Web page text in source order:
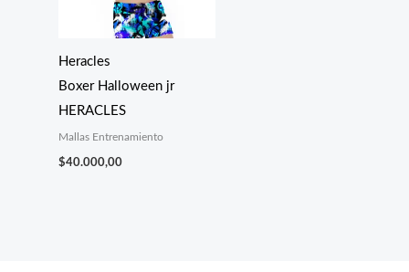
Heracles
Boxer Halloween jr
HERACLES
Mallas Entrenamiento
$40.000,00